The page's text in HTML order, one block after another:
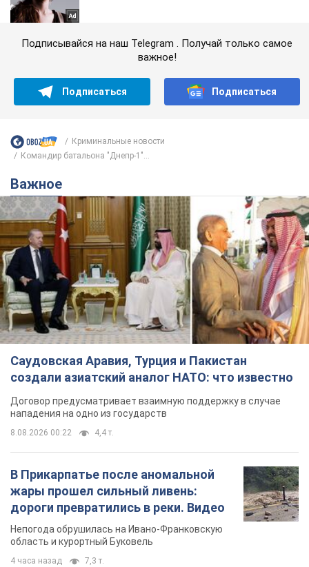
Подписывайся на наш Telegram . Получай только самое
важное!
Подписаться Подписаться
Криминальные новости
Командир батальона "Днепр-1"...
Важное
Саудовская Аравия, Турция и Пакистан
создали азиатский аналог НАТО: что известно
Договор предусматривает взаимную поддержку в случае
нападения на одно из государств
8.08.2026 00:22 4,4 т.
В Прикарпатье после аномальной
жары прошел сильный ливень:
дороги превратились в реки. Видео
Непогода обрушилась на Ивано-Франковскую
область и курортный Буковель
4 часа назад 7,3 т.